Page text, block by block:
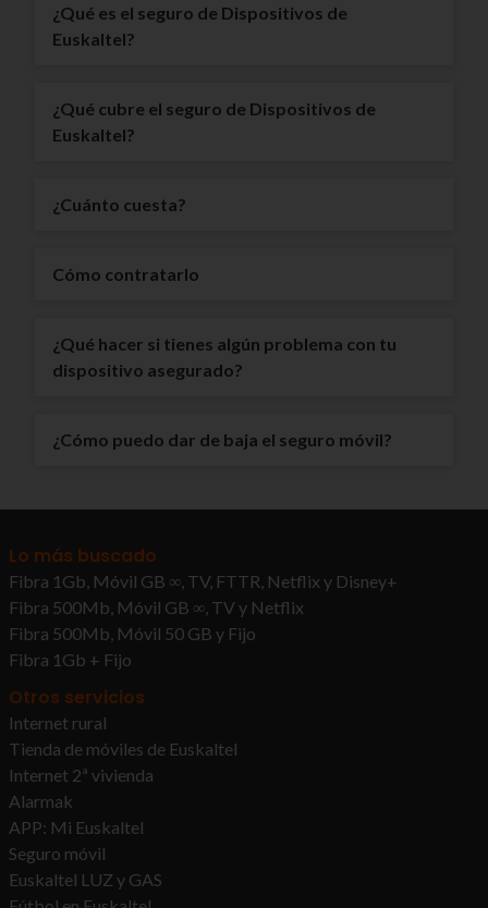
¿Qué es el seguro de Dispositivos de
Euskaltel?
¿Qué cubre el seguro de Dispositivos de
Euskaltel?
¿Cuánto cuesta?
Cómo contratarlo
¿Qué hacer si tienes algún problema con tu
dispositivo asegurado?
¿Cómo puedo dar de baja el seguro móvil?
Lo más buscado
Fibra 1Gb, Móvil GB ∞, TV, FTTR, Netflix y Disney+
Fibra 500Mb, Móvil GB ∞, TV y Netflix
Fibra 500Mb, Móvil 50 GB y Fijo
Fibra 1Gb + Fijo
Otros servicios
Internet rural
Tienda de móviles de Euskaltel
Internet 2ª vivienda
Alarmak
APP: Mi Euskaltel
Seguro móvil
Euskaltel LUZ y GAS